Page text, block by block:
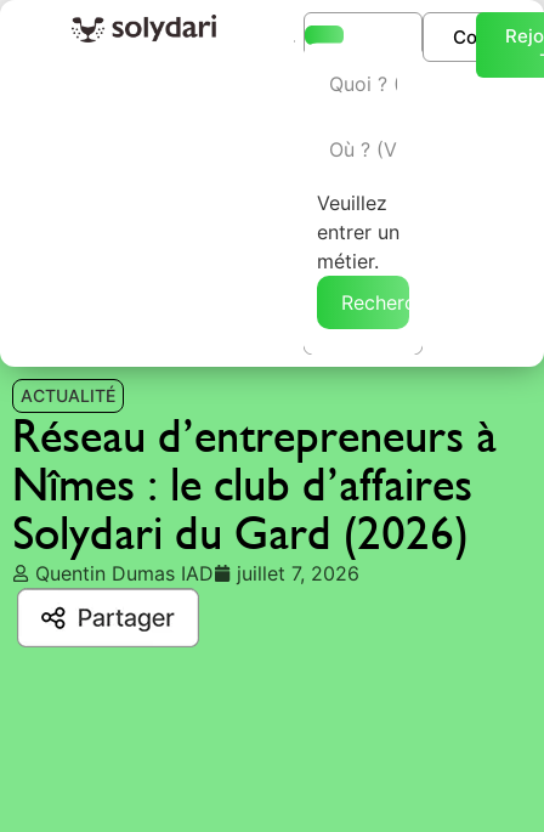
Veuillez
entrer un
métier.
Rechercher →
ACTUALITÉ
Réseau d’entrepreneurs à
Nîmes : le club d’affaires
Solydari du Gard (2026)
Quentin Dumas IAD juillet 7, 2026